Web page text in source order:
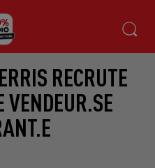
RECRUTE